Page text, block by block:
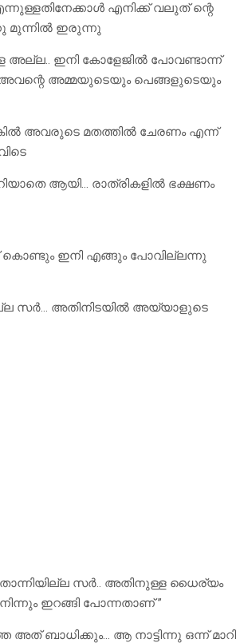
എനിക്ക് വലുത് ന്റെ
മുന്നിൽ ഇരുന്നു
അല്ല.. ഇനി കോളേജിൽ പോവണ്ടാന്ന്
അവന്റെ അമ്മയുടെയും പെങ്ങളുടെയും
അവരുടെ മതത്തിൽ ചേരണം എന്ന്
ആയി… രാത്രികളിൽ ഭക്ഷണം
കൊണ്ടും ഇനി എങ്ങും പോവില്ലന്നു
സർ… അതിനിടയിൽ അയ്യാളുടെ
തോന്നിയില്ല സർ.. അതിനുള്ള ധൈര്യം
ഇറങ്ങി പോന്നതാണ് ”
ബാധിക്കും… ആ നാട്ടിന്നു ഒന്ന് മാറി